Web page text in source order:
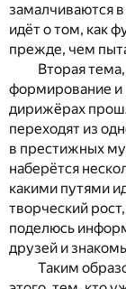
замалчиваются
идёт о том, как
прежде, чем
Вторая
формирование и
дирижёрах
переходят из
в престижных
наберётся
какими путями
творческий
поделюсь
друзей и
Таким